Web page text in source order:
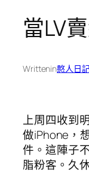
當LV
Writtenin憨人日
上周四收到
做iPhone，
件。這陣子
脂粉客。久